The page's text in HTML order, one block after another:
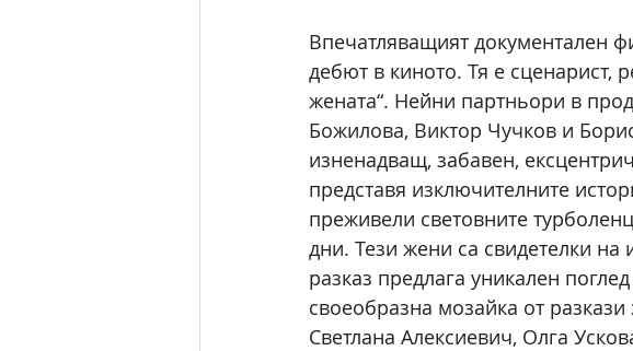
Впечатляващият документален
дебют в киното. Тя е сценарист,
жената“. Нейни партньори в
Божилова, Виктор Чучков и
изненадващ, забавен,
представя изключителните
преживели световните
дни. Тези жени са свидетелки
разказ предлага уникален
своеобразна мозайка от
Светлана Алексиевич, Олга